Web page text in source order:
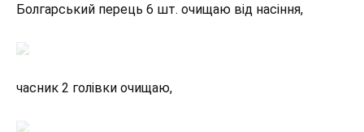
Болгарський перець 6 шт. очищаю від насіння,
часник 2 голівки очищаю,